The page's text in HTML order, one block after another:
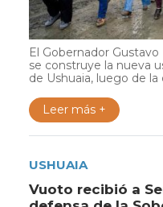
El Gobernador
se construye la nueva
de Ushuaia, luego de la
Leer más +
USHUAIA
Vuoto recibió a